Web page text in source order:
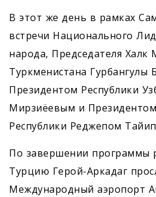
В этот же день в рамках
встречи ­Национального
народа, Председателя Халк
Туркменистана Гурбангулы
Президентом Республики
Мирзиёевым и
Республики Реджепом
По завершении программы
Турцию Герой-Аркадаг
Международный аэропорт